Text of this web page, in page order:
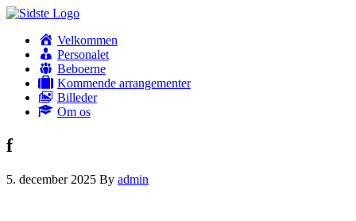
Velkommen
Personalet
Beboerne
Kommende arrangementer
Billeder
Om os
f
5. december 2025 By admin